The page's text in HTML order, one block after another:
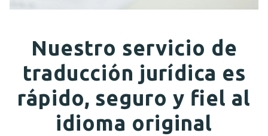
Nuestro servicio de
traducción jurídica es
rápido, seguro y fiel al
idioma original